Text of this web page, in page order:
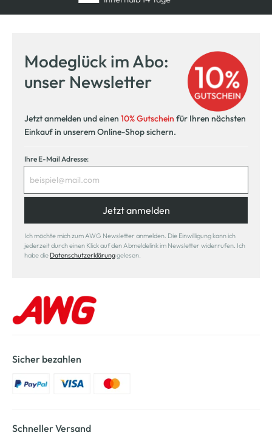
Modeglück im Abo:
unser Newsletter
Jetzt anmelden und einen 10% Gutschein für Ihren nächsten
Einkauf in unserem Online-Shop sichern.
Ihre E-Mail Adresse:
Jetzt anmelden
Ich möchte mich zum AWG Newsletter anmelden. Die Einwilligung kann ich
jederzeit durch einen Klick auf den Abmeldelink im Newsletter widerrufen. Ich
habe die Datenschutzerklärunggelesen.
Sicher bezahlen
Schneller Versand